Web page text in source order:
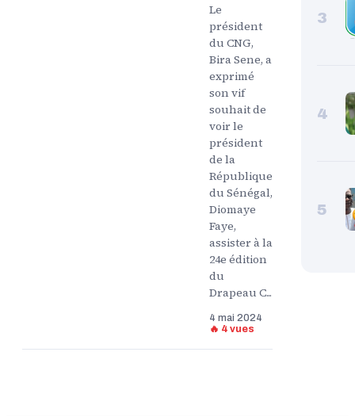
Le
président
du CNG,
Bira Sene, a
exprimé
son vif
souhait de
voir le
président
de la
République
du Sénégal,
Diomaye
Faye,
assister à la
24e édition
du
Drapeau C...
4 mai 2024
🔥 4 vues
3
4
5